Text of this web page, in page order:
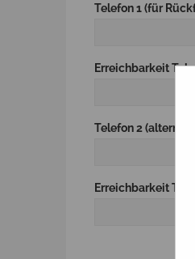
Telefon 1 (für
Erreichbarkeit
Telefon 2
Erreichbarkeit